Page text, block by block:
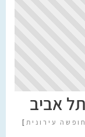
אביב
חופשה עירונית ]